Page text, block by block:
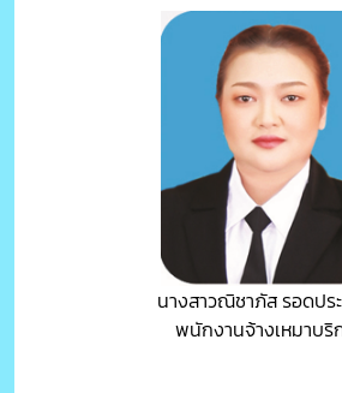
นางสาวณิชาภัส รอดปร
พนักงานจ้างเหมาบริ